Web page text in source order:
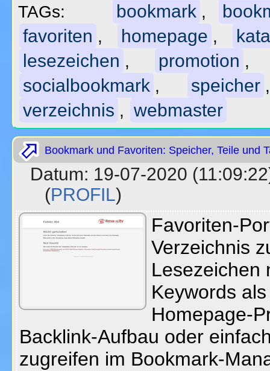
TAGs: bookmark ,
favoriten , homepage ,
lesezeichen , promotion
socialbookmark , speicher
verzeichnis , webmaster
Bookmark und Favoriten: Speicher, Teile und
Datum: 19-07-2020
(PROFIL)
Favoriten-
Verzeichnis
Lesezeichen
Keywords
Homepage-
Backlink-Aufbau oder
zugreifen im Bookmark-